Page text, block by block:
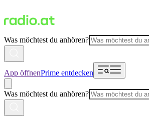
Was möchtest du anhören?
App öffnenPrime entdecken
Was möchtest du anhören?